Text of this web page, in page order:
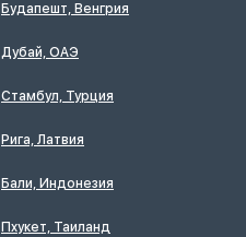
Будапешт, Венгрия
Дубай, ОАЭ
Стамбул, Турция
Рига, Латвия
Бали, Индонезия
Пхукет, Таиланд